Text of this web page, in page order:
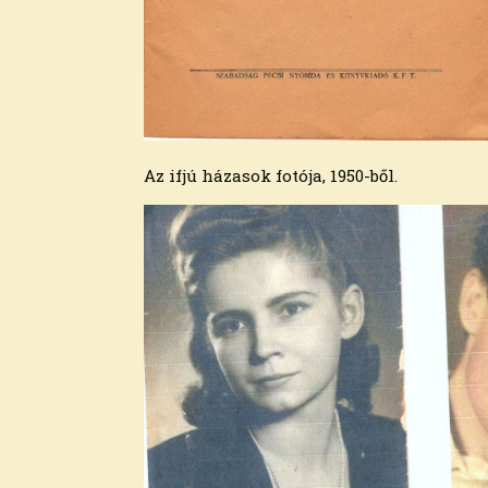
Az ifjú házasok fotója, 1950-ből.
2021. március
2021. február
2021. január
2020. október
2020. szeptember
2020. augusztus
2020. július
2020. június
2020. május
2020. április
2020. március
2020. február
2020. január
2019. december
2019. november
2019. október
2019. szeptember